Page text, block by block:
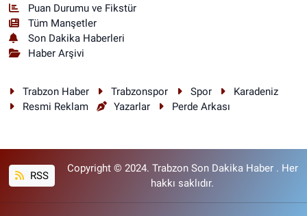
Puan Durumu ve Fikstür
Tüm Manşetler
Son Dakika Haberleri
Haber Arşivi
Trabzon Haber Trabzonspor Spor
Karadeniz
Resmi Reklam
Yazarlar Perde Arkası
RSS
Copyright © 2024. Trabzon Son Dakika Haber . Her
hakkı saklıdır.